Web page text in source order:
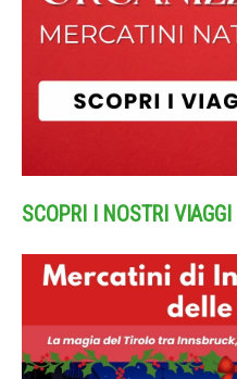
SCOPRI I NOSTRI VIAGGI